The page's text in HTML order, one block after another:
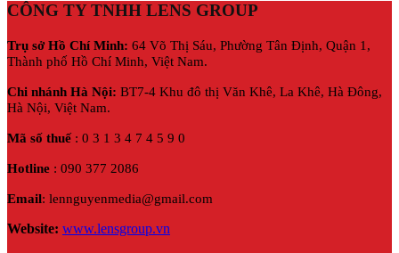
CÔNG TY TNHH LENS GROUP
Trụ sở Hồ Chí Minh: 64 Võ Thị Sáu, Phường Tân Định, Quận 1,
Thành phố Hồ Chí Minh, Việt Nam.
Chi nhánh Hà Nội: BT7-4 Khu đô thị Văn Khê, La Khê, Hà Đông,
Hà Nội, Việt Nam.
Mã số thuế: 0 3 1 3 4 7 4 5 9 0
Hotline : 090 377 2086
Email: lennguyenmedia@gmail.com
Website: www.lensgroup.vn